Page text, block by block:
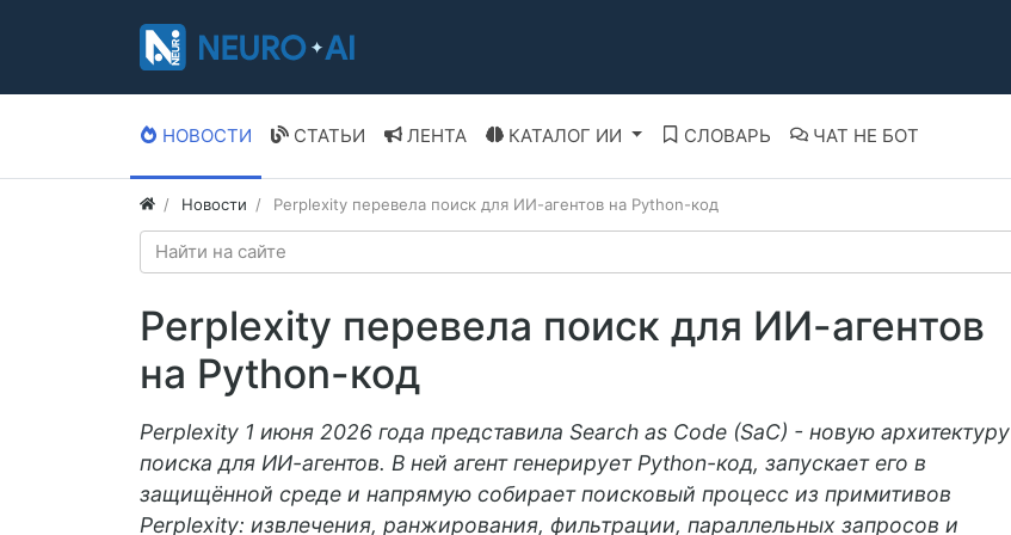
НОВОСТИ СТАТЬИ ЛЕНТА КАТАЛОГ ИИ СЛОВАРЬ ЧАТ НЕ БОТ
Новости Perplexity перевела поиск для ИИ-агентов на Python-код
Perplexity перевела поиск для ИИ-агентов
на Python-код
Perplexity 1 июня 2026 года представила Search as Code (SaC) - новую архитектуру
поиска для ИИ-агентов. В ней агент генерирует Python-код, запускает его в
защищённой среде и напрямую собирает поисковый процесс из примитивов
Perplexity: извлечения, ранжирования, фильтрации, параллельных запросов и